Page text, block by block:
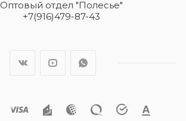
Оптовый отдел "Полесье"
+7(916)479-87-43